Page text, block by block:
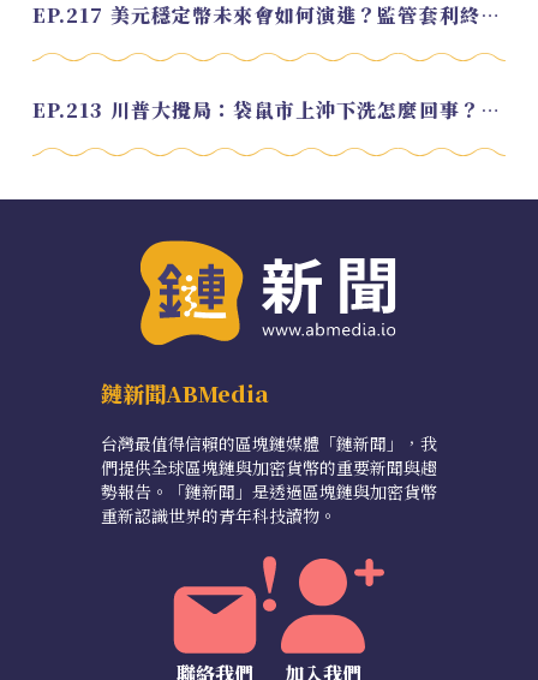
EP.217 美元穩定幣未來會如何演進？監管套利終將收斂？feat. 研究員 余哲安
EP.213 川普大攪局：袋鼠市上沖下洗怎麼回事？feat. Alvin
鏈新聞ABMedia
台灣最值得信賴的區塊鏈媒體「鏈新聞」，我
們提供全球區塊鏈與加密貨幣的重要新聞與趨
勢報告。「鏈新聞」是透過區塊鏈與加密貨幣
重新認識世界的青年科技讀物。
聯絡我們 加入我們